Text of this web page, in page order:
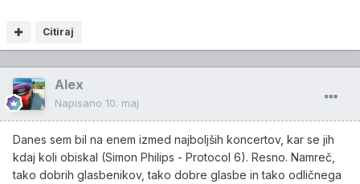
Citiraj
Alex
Napisano 10. maj
Danes sem bil na enem izmed najboljših koncertov, kar se jih
kdaj koli obiskal (Simon Philips - Protocol 6). Resno. Namreč,
tako dobrih glasbenikov, tako dobre glasbe in tako odličnega